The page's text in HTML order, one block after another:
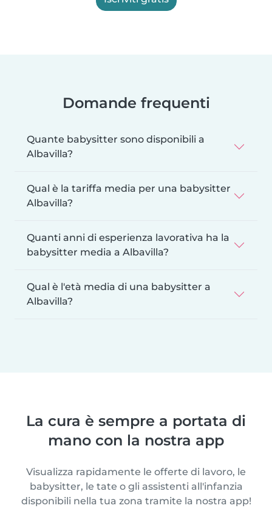
Domande frequenti
Quante babysitter sono disponibili a
Albavilla?
Qual è la tariffa media per una babysitter
Albavilla?
Quanti anni di esperienza lavorativa ha la
babysitter media a Albavilla?
Qual è l'età media di una babysitter a
Albavilla?
La cura è sempre a portata di
mano con la nostra app
Visualizza rapidamente le offerte di lavoro, le
babysitter, le tate o gli assistenti all'infanzia
disponibili nella tua zona tramite la nostra app!